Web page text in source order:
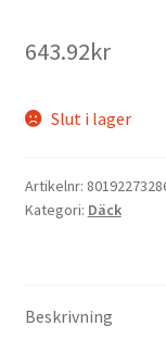
643.92kr
Slut i lager
Artikelnr:
Kategori: Däck
Beskrivning